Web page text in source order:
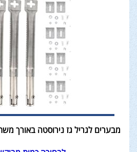
מבערים לגריל גז נירוסטה באורך